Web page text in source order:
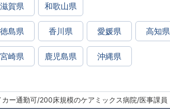
滋賀県 和歌山県
徳島県 香川県 愛媛県 高知県
宮崎県 鹿児島県 沖縄県
ー通勤可/200床規模のケアミックス病院/医事課員